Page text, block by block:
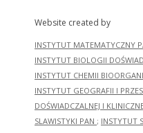
Website created by
INSTYTUT MATEMATYCZNY
INSTYTUT BIOLOGII
INSTYTUT CHEMII
INSTYTUT GEOGRAFII I
DOŚWIADCZALNEJ I
SLAWISTYKI PAN ; INSTYTUT